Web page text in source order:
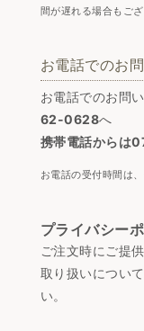
間が遅れる場合もご
お電話でのお
お電話でのお問
62-0628へ
携帯電話から
お電話の受付時間は
プライバシー
ご注文時にご提
取り扱いについ
い。